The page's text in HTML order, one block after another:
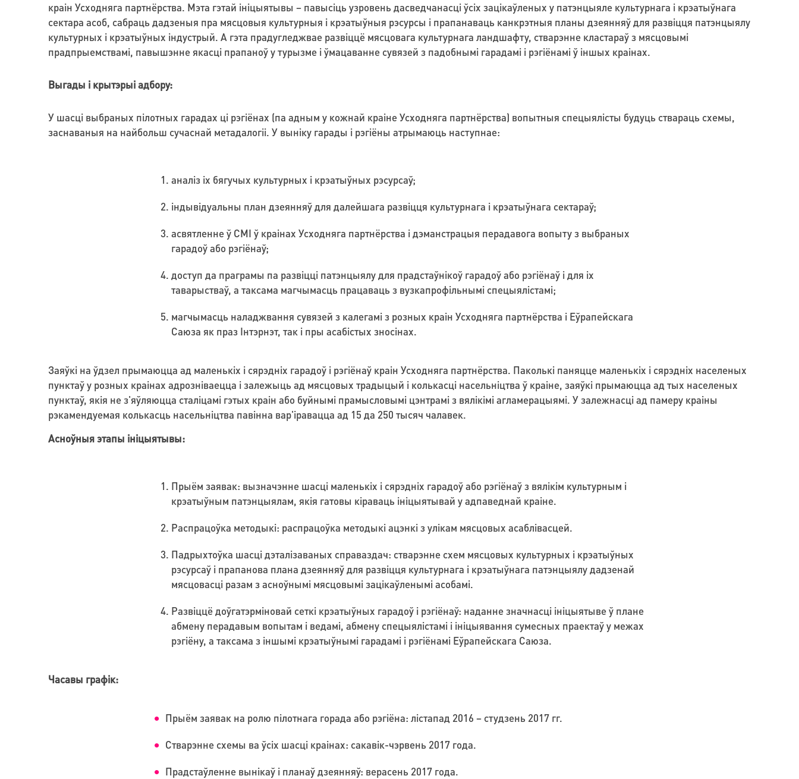
краін Усходняга партнёрства. Мэта гэтай ініцыятывы – павысіць узровень дасведчанасці ўсіх зацікаўленых у патэнцыяле культурнага і крэатыўнага
сектара асоб, сабраць дадзеныя пра мясцовыя культурныя і крэатыўныя рэсурсы і прапанаваць канкрэтныя планы дзеянняў для развіцця патэнцыялу
культурных і крэатыўных індустрый. А гэта прадугледжвае развіццё мясцовага культурнага ландшафту, стварэнне кластараў з мясцовымі
прадпрыемствамі, павышэнне якасці прапаноў у турызме і ўмацаванне сувязей з падобнымі гарадамі і рэгіёнамі ў іншых краінах.
Выгады і крытэрыі адбору:
У шасці выбраных пілотных гарадах ці рэгіёнах (па адным у кожнай краіне Усходняга партнёрства) вопытныя спецыялісты будуць ствараць схемы,
заснаваныя на найбольш сучаснай метадалогіі. У выніку гарады і рэгіёны атрымаюць наступнае:
аналіз іх бягучых культурных і крэатыўных рэсурсаў;
індывідуальны план дзеянняў для далейшага развіцця культурнага і крэатыўнага сектараў;
асвятленне ў СМІ ў краінах Усходняга партнёрства і дэманстрацыя перадавога вопыту з выбраных
гарадоў або рэгіёнаў;
доступ да праграмы па развіцці патэнцыялу для прадстаўнікоў гарадоў або рэгіёнаў і для іх
таварыстваў, а таксама магчымасць працаваць з вузкапрофільнымі спецыялістамі;
магчымасць наладжвання сувязей з калегамі з розных краін Усходняга партнёрства і Еўрапейскага
Саюза як праз Інтэрнэт, так і пры асабістых зносінах.
Заяўкі на ўдзел прымаюцца ад маленькіх і сярэдніх гарадоў і рэгіёнаў краін Усходняга партнёрства. Паколькі паняцце маленькіх і сярэдніх населеных
пунктаў у розных краінах адрозніваецца і залежыць ад мясцовых традыцый і колькасці насельніцтва ў краіне, заяўкі прымаюцца ад тых населеных
пунктаў, якія не з'яўляюцца сталіцамі гэтых краін або буйнымі прамысловымі цэнтрамі з вялікімі агламерацыямі. У залежнасці ад памеру краіны
рэкамендуемая колькасць насельніцтва павінна вар'іравацца ад 15 да 250 тысяч чалавек.
Асноўныя этапы ініцыятывы:
Прыём заявак: вызначэнне шасці маленькіх і сярэдніх гарадоў або рэгіёнаў з вялікім культурным і
крэатыўным патэнцыялам, якія гатовы кіраваць ініцыятывай у адпаведнай краіне.
Распрацоўка методыкі: распрацоўка методыкі ацэнкі з улікам мясцовых асаблівасцей.
Падрыхтоўка шасці дэталізаваных справаздач: стварэнне схем мясцовых культурных і крэатыўных
рэсурсаў і прапанова плана дзеянняў для развіцця культурнага і крэатыўнага патэнцыялу дадзенай
мясцовасці разам з асноўнымі мясцовымі зацікаўленымі асобамі.
Развіццё доўгатэрміновай сеткі крэатыўных гарадоў і рэгіёнаў: наданне значнасці ініцыятыве ў плане
абмену перадавым вопытам і ведамі, абмену спецыялістамі і ініцыявання сумесных праектаў у межах
рэгіёну, а таксама з іншымі крэатыўнымі гарадамі і рэгіёнамі Еўрапейскага Саюза.
Часавы графік:
Прыём заявак на ролю пілотнага горада або рэгіёна: лістапад 2016 – студзень 2017 гг.
Стварэнне схемы ва ўсіх шасці краінах: сакавік-чэрвень 2017 года.
Прадстаўленне вынікаў і планаў дзеянняў: верасень 2017 года.